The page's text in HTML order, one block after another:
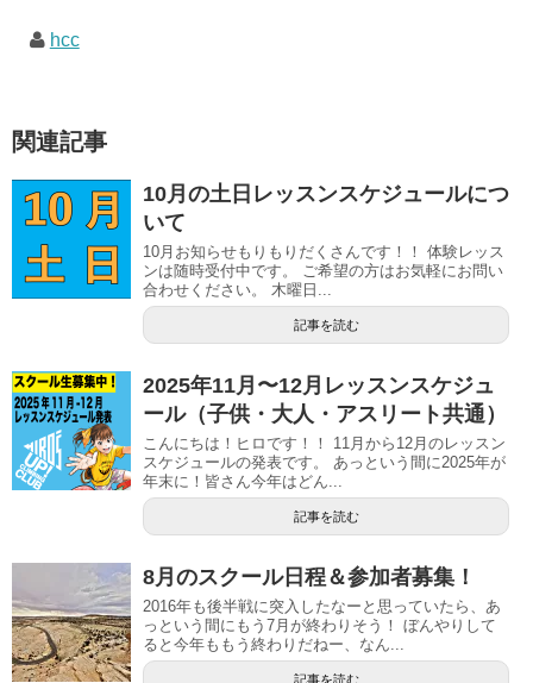
hcc
関連記事
10月の土日レッスンスケジュールにつ
いて
10月お知らせもりもりだくさんです！！ 体験レッス
ンは随時受付中です。 ご希望の方はお気軽にお問い
合わせください。 木曜日...
記事を読む
2025年11月〜12月レッスンスケジュ
ール（子供・大人・アスリート共通）
こんにちは！ヒロです！！ 11月から12月のレッスン
スケジュールの発表です。 あっという間に2025年が
年末に！皆さん今年はどん...
記事を読む
8月のスクール日程＆参加者募集！
2016年も後半戦に突入したなーと思っていたら、あ
っという間にもう7月が終わりそう！ ぼんやりして
ると今年ももう終わりだねー、なん...
記事を読む